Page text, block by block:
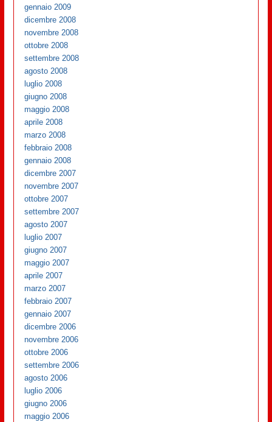
gennaio 2009
dicembre 2008
novembre 2008
ottobre 2008
settembre 2008
agosto 2008
luglio 2008
giugno 2008
maggio 2008
aprile 2008
marzo 2008
febbraio 2008
gennaio 2008
dicembre 2007
novembre 2007
ottobre 2007
settembre 2007
agosto 2007
luglio 2007
giugno 2007
maggio 2007
aprile 2007
marzo 2007
febbraio 2007
gennaio 2007
dicembre 2006
novembre 2006
ottobre 2006
settembre 2006
agosto 2006
luglio 2006
giugno 2006
maggio 2006